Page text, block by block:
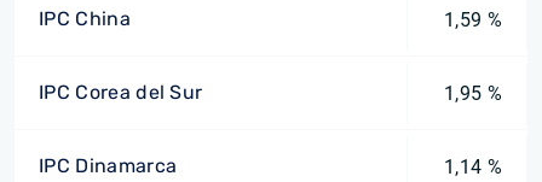
IPC China 1,59 %
IPC Corea del Sur 1,95 %
IPC Dinamarca 1,14 %